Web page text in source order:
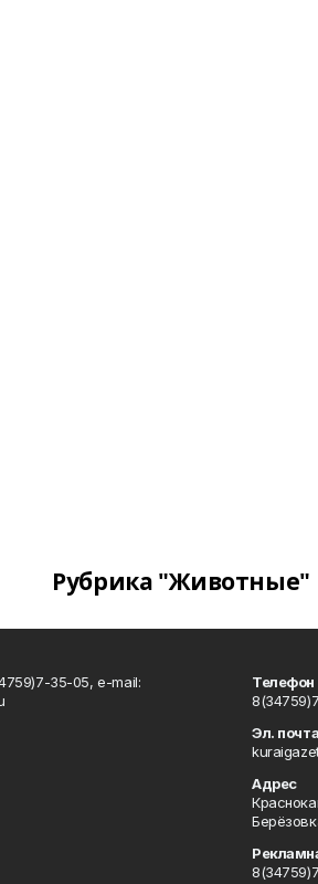
Рубрика "Животные"
35-05, e-mail:
Телефон
Эл. почта
Адрес